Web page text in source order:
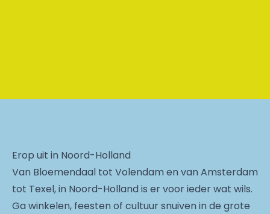
Erop uit in Noord-Holland
Van Bloemendaal tot Volendam en van Amsterdam
tot Texel, in Noord-Holland is er voor ieder wat wils.
Ga winkelen, feesten of cultuur snuiven in de grote